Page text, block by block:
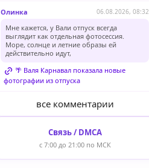
Олинка 06.08.2026, 08:32
Мне кажется, у Вали отпуск всегда
выглядит как отдельная фотосессия.
Море, солнце и летние образы ей
действительно идут,
🌴 Валя Карнавал показала новые
фотографии из отпуска
все комментарии
Связь / DMCA
с 7:00 до 21:00 по МСК